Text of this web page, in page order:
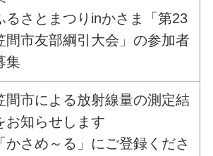
るさとまつりinかさま「第23
間市友部綱引大会」の参加者
集
間市による放射線量の測定結
お知らせします
かさめ～る」にご登録くださ